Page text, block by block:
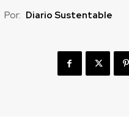
Por: Diario Sustentable